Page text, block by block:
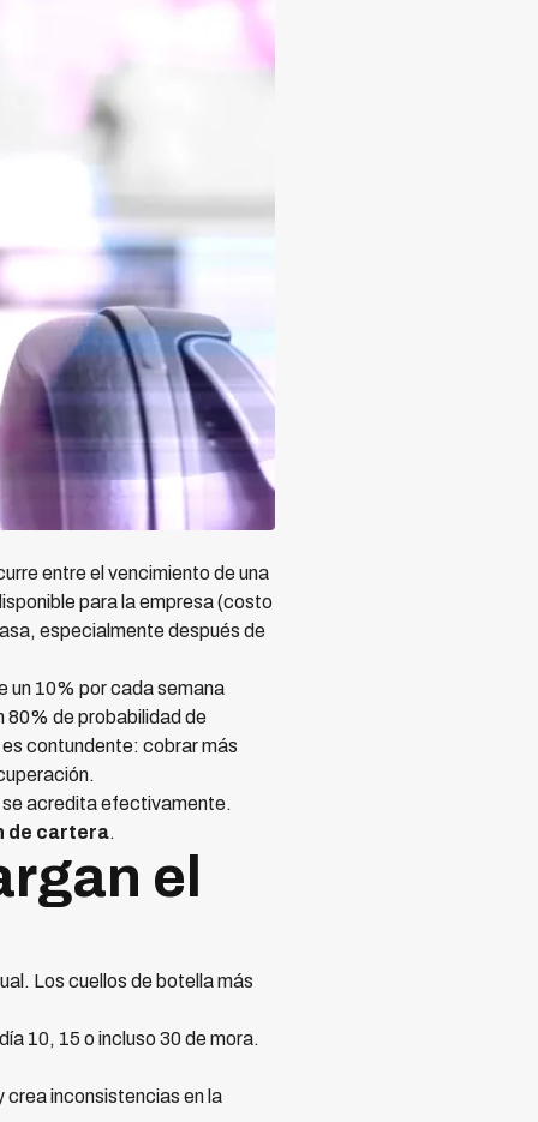
entre el vencimiento de una
para la empresa (costo
especialmente después de
un 10% por cada semana
80% de probabilidad de
contundente: cobrar más
se acredita efectivamente.
de cartera.
el
Los cuellos de botella más
10, 15 o incluso 30 de mora.
inconsistencias en la